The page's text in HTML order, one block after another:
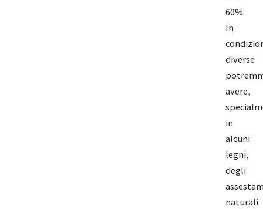
60%.
In
diverse
avere,
in
alcuni
legni,
degli
naturali